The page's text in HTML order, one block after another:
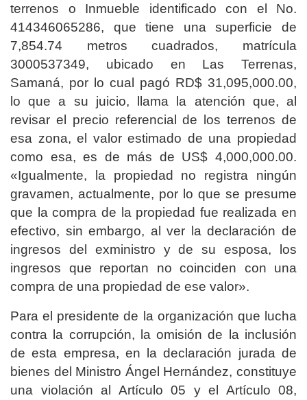
terrenos o Inmueble identificado con el No.
414346065286, que tiene una superficie de
7,854.74 metros cuadrados, matrícula
3000537349, ubicado en Las Terrenas,
Samaná, por lo cual pagó RD$ 31,095,000.00,
lo que a su juicio, llama la atención que, al
revisar el precio referencial de los terrenos de
esa zona, el valor estimado de una propiedad
como esa, es de más de US$ 4,000,000.00.
«Igualmente, la propiedad no registra ningún
gravamen, actualmente, por lo que se presume
que la compra de la propiedad fue realizada en
efectivo, sin embargo, al ver la declaración de
ingresos del exministro y de su esposa, los
ingresos que reportan no coinciden con una
compra de una propiedad de ese valor».
Para el presidente de la organización que lucha
contra la corrupción, la omisión de la inclusión
de esta empresa, en la declaración jurada de
bienes del Ministro Ángel Hernández, constituye
una violación al Artículo 05 y el Artículo 08,